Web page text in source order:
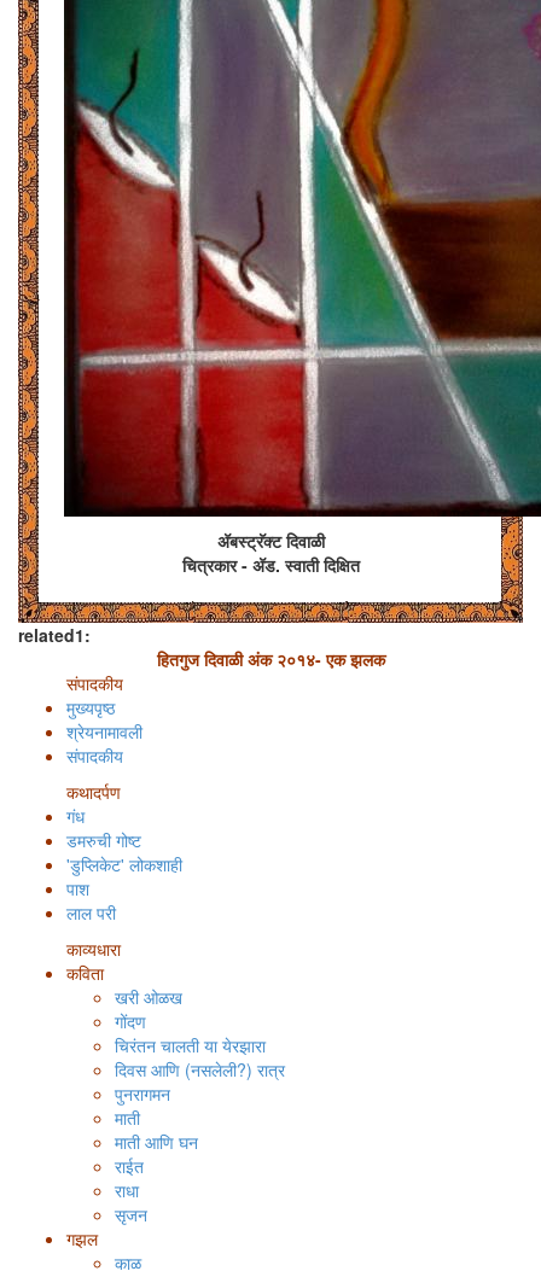
अ‍ॅबस्ट्रॅक्ट दिवाळी
चित्रकार - अ‍ॅड. स्वाती दिक्षित
related1:
हितगुज दिवाळी अंक २०१४- एक झलक
संपादकीय
मुख्यपृष्ठ
श्रेयनामावली
संपादकीय
कथादर्पण
गंध
डमरुची गोष्ट
'डुप्लिकेट' लोकशाही
पाश
लाल परी
काव्यधारा
कविता
खरी ओळख
गोंदण
चिरंतन चालती या येरझारा
दिवस आणि (नसलेली?) रात्र
पुनरागमन
माती
माती आणि घन
राईत
राधा
सृजन
गझल
काळ